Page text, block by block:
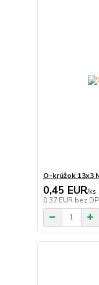
O-krúžok 13x3
0,45 EUR/ks
0,37 EUR bez